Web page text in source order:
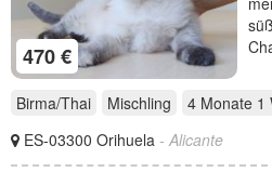
470 €
Birma/Thai Mischling 4 Monate 1
ES-03300 Orihuela - Alicante